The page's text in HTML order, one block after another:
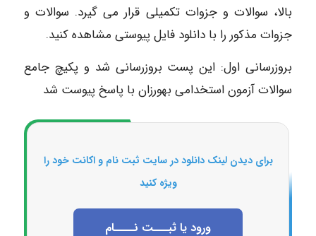
بالا، سوالات و جزوات تکمیلی قرار می گیرد. سوالات و
جزوات مذکور را با دانلود فایل پیوستی مشاهده کنید.
بروزرسانی اول: این پست بروزرسانی شد و پکیچ جامع
سوالات آزمون استخدامی بهورزان با پاسخ پیوست شد
برای دیدن لینک دانلود در سایت ثبت نام و اکانت خود را
ویژه کنید
ورود یا ثبـــت نــــام